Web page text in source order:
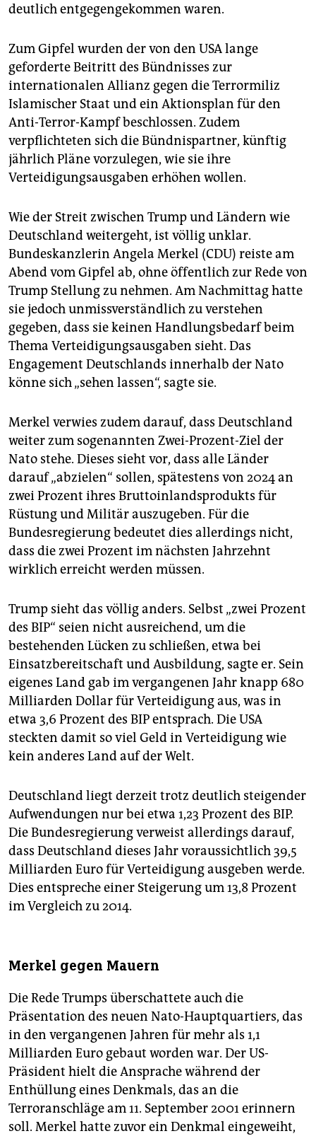
deutlich entgegengekommen waren.
Zum Gipfel wurden der von den USA lange
geforderte Beitritt des Bündnisses zur
internationalen Allianz gegen die Terrormiliz
Islamischer Staat und ein Aktionsplan für den
Anti-Terror-Kampf beschlossen. Zudem
verpflichteten sich die Bündnispartner, künftig
jährlich Pläne vorzulegen, wie sie ihre
Verteidigungsausgaben erhöhen wollen.
Wie der Streit zwischen Trump und Ländern wie
Deutschland weitergeht, ist völlig unklar.
Bundeskanzlerin Angela Merkel (CDU) reiste am
Abend vom Gipfel ab, ohne öffentlich zur Rede von
Trump Stellung zu nehmen. Am Nachmittag hatte
sie jedoch unmissverständlich zu verstehen
gegeben, dass sie keinen Handlungsbedarf beim
Thema Verteidigungsausgaben sieht. Das
Engagement Deutschlands innerhalb der Nato
könne sich „sehen lassen“, sagte sie.
Merkel verwies zudem darauf, dass Deutschland
weiter zum sogenannten Zwei-Prozent-Ziel der
Nato stehe. Dieses sieht vor, dass alle Länder
darauf „abzielen“ sollen, spätestens von 2024 an
zwei Prozent ihres Bruttoinlandsprodukts für
Rüstung und Militär auszugeben. Für die
Bundesregierung bedeutet dies allerdings nicht,
dass die zwei Prozent im nächsten Jahrzehnt
wirklich erreicht werden müssen.
Trump sieht das völlig anders. Selbst „zwei Prozent
des BIP“ seien nicht ausreichend, um die
bestehenden Lücken zu schließen, etwa bei
Einsatzbereitschaft und Ausbildung, sagte er. Sein
eigenes Land gab im vergangenen Jahr knapp 680
Milliarden Dollar für Verteidigung aus, was in
etwa 3,6 Prozent des BIP entsprach. Die USA
steckten damit so viel Geld in Verteidigung wie
kein anderes Land auf der Welt.
Deutschland liegt derzeit trotz deutlich steigender
Aufwendungen nur bei etwa 1,23 Prozent des BIP.
Die Bundesregierung verweist allerdings darauf,
dass Deutschland dieses Jahr voraussichtlich 39,5
Milliarden Euro für Verteidigung ausgeben werde.
Dies entspreche einer Steigerung um 13,8 Prozent
im Vergleich zu 2014.
Merkel gegen Mauern
Die Rede Trumps überschattete auch die
Präsentation des neuen Nato-Hauptquartiers, das
in den vergangenen Jahren für mehr als 1,1
Milliarden Euro gebaut worden war. Der US-
Präsident hielt die Ansprache während der
Enthüllung eines Denkmals, das an die
Terroranschläge am 11. September 2001 erinnern
soll. Merkel hatte zuvor ein Denkmal eingeweiht,